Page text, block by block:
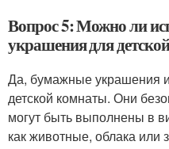
Вопрос 5: Можно ли
украшения для
Да, бумажные украшения
детской комнаты. Они
могут быть выполнены в
как животные, облака или